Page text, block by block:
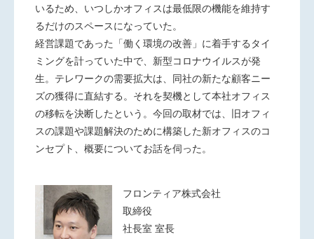
いるため、いつしかオフィスは最低限の機能を維持す
るだけのスペースになっていた。
経営課題であった「働く環境の改善」に着手するタイ
ミングを計っていた中で、新型コロナウイルスが発
生。テレワークの需要拡大は、同社の新たな顧客ニー
ズの獲得に直結する。それを契機として本社オフィス
の移転を決断したという。今回の取材では、旧オフィ
スの課題や課題解決のために構築した新オフィスのコ
ンセプト、概要についてお話を伺った。
フロンティア株式会社
取締役
社長室 室長